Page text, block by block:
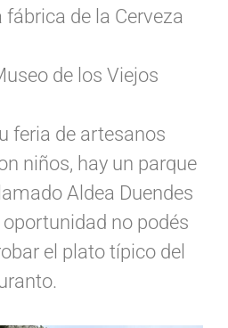
fábrica de la Cerveza
de los Viejos
feria de artesanos
niños, hay un parque
Aldea Duendes
oportunidad no podés
el plato típico del